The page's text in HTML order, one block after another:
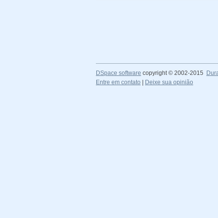
DSpace software copyright © 2002-2015
Entre em contato
Deixe sua opinião